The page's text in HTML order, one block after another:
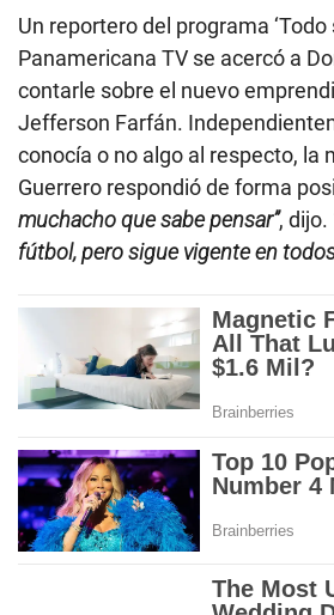
Un reportero del programa ‘Todo
Panamericana TV se acercó a
contarle sobre el nuevo
Jefferson Farfán.
conocía o no algo al respecto, la
Guerrero respondió de forma
muchacho que sabe pensar”, dijo.
fútbol, pero sigue vigente en